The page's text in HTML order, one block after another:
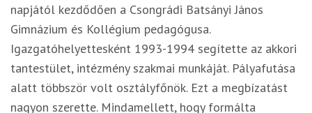
napjától kezdődően a Csongrádi Batsányi János
Gimnázium és Kollégium pedagógusa.
Igazgatóhelyettesként 1993-1994 segítette az akkori
tantestület, intézmény szakmai munkáját. Pályafutása
alatt többször volt osztályfőnök. Ezt a megbízatást
nagyon szerette. Mindamellett, hogy formálta